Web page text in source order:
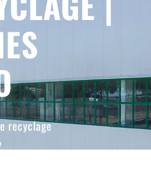
recyclage